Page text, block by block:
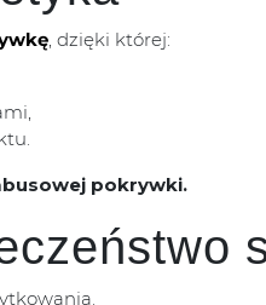
, dzięki której:
pokrywki.